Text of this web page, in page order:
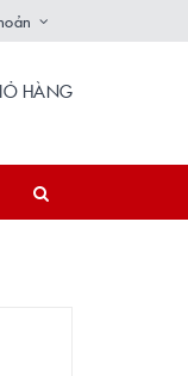
HÀNG